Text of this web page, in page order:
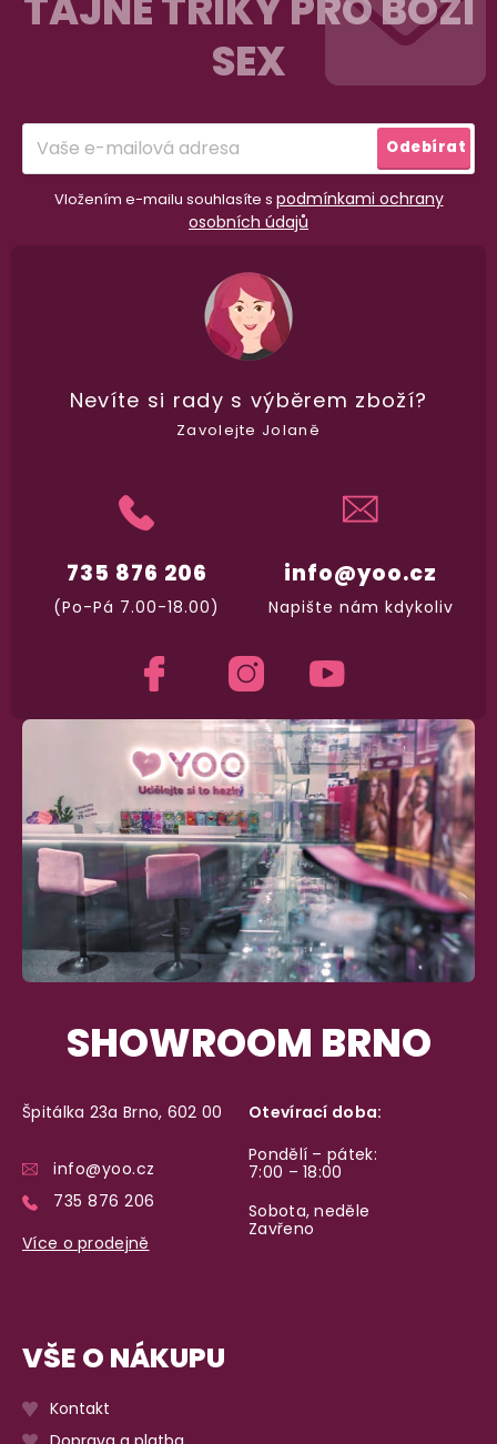
98% spokojenost
recenzí ověřených zakazníků
100% diskrétní balení
Nikdo nepozná, co jste si objednali. Mrkněte,
Na rychlosti záleží! Vše důležité máme
a okamžitě odesíláme.
Garance vrácení peněz
Máte30 dnína bezplatné vrácení zboží
SEX
Vložením e-mailu souhlasíte s podmínkami ochrany
osobních údajů
Odebírat
info@yoo.cz
Napište nám kdykoliv
735 876 206
(Po-Pá 7.00-18.00)
Nevíte si rady s výběrem zboží?
Zavolejte Jolaně
SHOWROOM BRNO
Špitálka 23a Brno, 602 00
info@yoo.cz
735 876 206
Více o prodejně
Otevírací doba:
Pondělí – pátek:
7:00 – 18:00
Sobota, neděle
Zavřeno
VŠE O NÁKUPU
Kontakt